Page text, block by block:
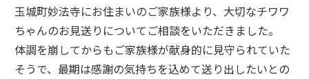
玉城町妙法寺にお住まいのご家族様より、大切なチワワ
ちゃんのお見送りについてご相談をいただきました。
体調を崩してからもご家族様が献身的に見守られていた
そうで、最期は感謝の気持ちを込めて送り出したいとの